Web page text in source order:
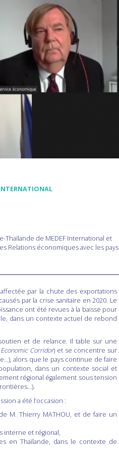
INTERNATIONAL
Thaïlande de MEDEF International et
Relations économiques avec les pays
affectée par la chute des exportations
par la crise sanitaire en 2020. Le
ont été revues à la baisse pour
dans un contexte actuel de rebond
et de relance. Il table sur une
Corridor) et se concentre sur
alors que le pays continue de faire
dans un contexte social et
régional également sous tension
a été l’occasion :
M. Thierry MATHOU, et de faire un
interne et régional,
en Thaïlande, dans le contexte de